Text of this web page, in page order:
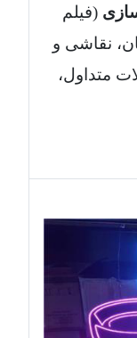
(فیلم
نقاشی و
متداول،